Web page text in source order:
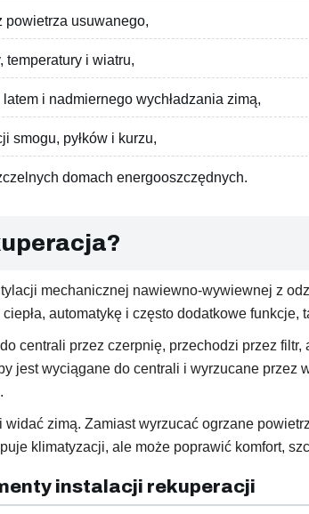
powietrza usuwanego,
temperatury i wiatru,
i nadmiernego wychładzania zimą,
smogu, pyłków i kurzu,
domach energooszczędnych.
mechanicznej nawiewno-wywiewnej z
automatykę i często dodatkowe
centrali przez czerpnię, przechodzi przez
jest wyciągane do centrali i wyrzucane
zimą. Zamiast wyrzucać ogrzane
klimatyzacji, ale może poprawić komfort,
instalacji rekuperacji